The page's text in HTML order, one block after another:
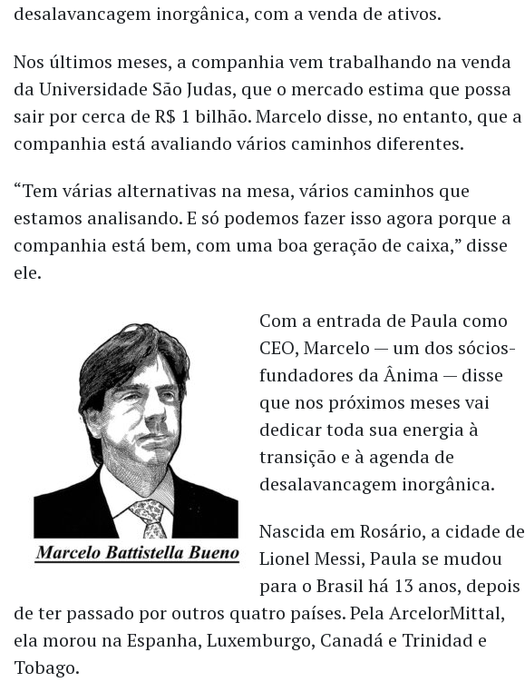
desalavancagem inorgânica, com a venda de ativos.
Nos últimos meses, a companhia vem trabalhando na venda
da Universidade São Judas, que o mercado estima que possa
sair por cerca de R$ 1 bilhão. Marcelo disse, no entanto, que a
companhia está avaliando vários caminhos diferentes.
“Tem várias alternativas na mesa, vários caminhos que
estamos analisando. E só podemos fazer isso agora porque a
companhia está bem, com uma boa geração de caixa,” disse
ele.
Com a entrada de Paula como
CEO, Marcelo — um dos sócios-
fundadores da Ânima — disse
que nos próximos meses vai
dedicar toda sua energia à
transição e à agenda de
desalavancagem inorgânica.
Nascida em Rosário, a cidade de
Lionel Messi, Paula se mudou
para o Brasil há 13 anos, depois
de ter passado por outros quatro países. Pela ArcelorMittal,
ela morou na Espanha, Luxemburgo, Canadá e Trinidad e
Tobago.